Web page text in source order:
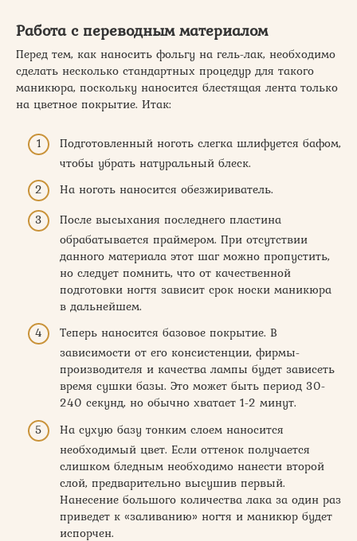
Работа с переводным материалом
Перед тем, как наносить фольгу на гель-лак, необходимо
сделать несколько стандартных процедур для такого
маникюра, поскольку наносится блестящая лента только
на цветное покрытие. Итак:
Подготовленный ноготь слегка шлифуется бафом,
чтобы убрать натуральный блеск.
На ноготь наносится обезжириватель.
После высыхания последнего пластина
обрабатывается праймером. При отсутствии
данного материала этот шаг можно пропустить,
но следует помнить, что от качественной
подготовки ногтя зависит срок носки маникюра
в дальнейшем.
Теперь наносится базовое покрытие. В
зависимости от его консистенции, фирмы-
производителя и качества лампы будет зависеть
время сушки базы. Это может быть период 30-
240 секунд, но обычно хватает 1-2 минут.
На сухую базу тонким слоем наносится
необходимый цвет. Если оттенок получается
слишком бледным необходимо нанести второй
слой, предварительно высушив первый.
Нанесение большого количества лака за один раз
приведет к «заливанию» ногтя и маникюр будет
испорчен.